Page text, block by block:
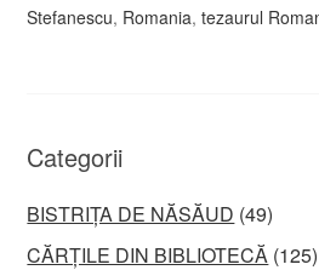
Stefanescu, Romania,tezaurul
Categorii
BISTRIȚA DE NĂSĂUD (49)
CĂRȚILE DIN BIBLIOTECĂ (125)